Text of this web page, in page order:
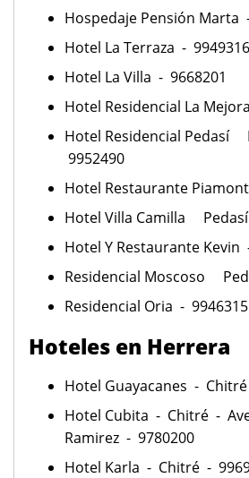
Hospedaje Pensión Marta
Hotel La Terraza - 9949316
Hotel La Villa - 9668201
Hotel Residencial La
Hotel Residencial
9952490
Hotel Restaurante
Hotel Villa Camilla
Hotel Y Restaurante Kevin
Residencial Moscoso
Residencial Oria - 9946315
Hoteles en Herrera
Hotel Guayacanes -
Hotel Cubita - Chitré -
Ramirez - 9780200
Hotel Karla - Chitré -